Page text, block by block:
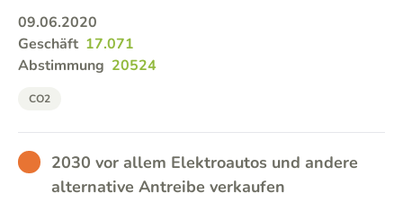
09.06.2020
Geschäft 17.071
Abstimmung 20524
CO2
BAD 2030 vor allem Elektroautos und andere
alternative Antreibe verkaufen